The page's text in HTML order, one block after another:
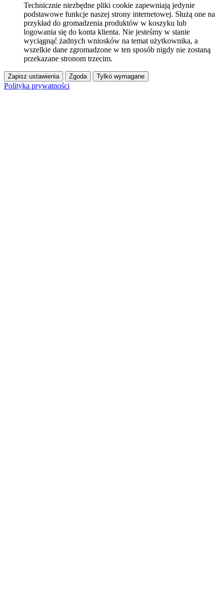
Technicznie niezbędne pliki cookie zapewniają jedynie
podstawowe funkcje naszej strony internetowej. Służą one na
przykład do gromadzenia produktów w koszyku lub
logowania się do konta klienta. Nie jesteśmy w stanie
wyciągnąć żadnych wniosków na temat użytkownika, a
wszelkie dane zgromadzone w ten sposób nigdy nie zostaną
przekazane stronom trzecim.
Zapisz ustawienia Zgoda Tylko wymagane
Polityka prywatności